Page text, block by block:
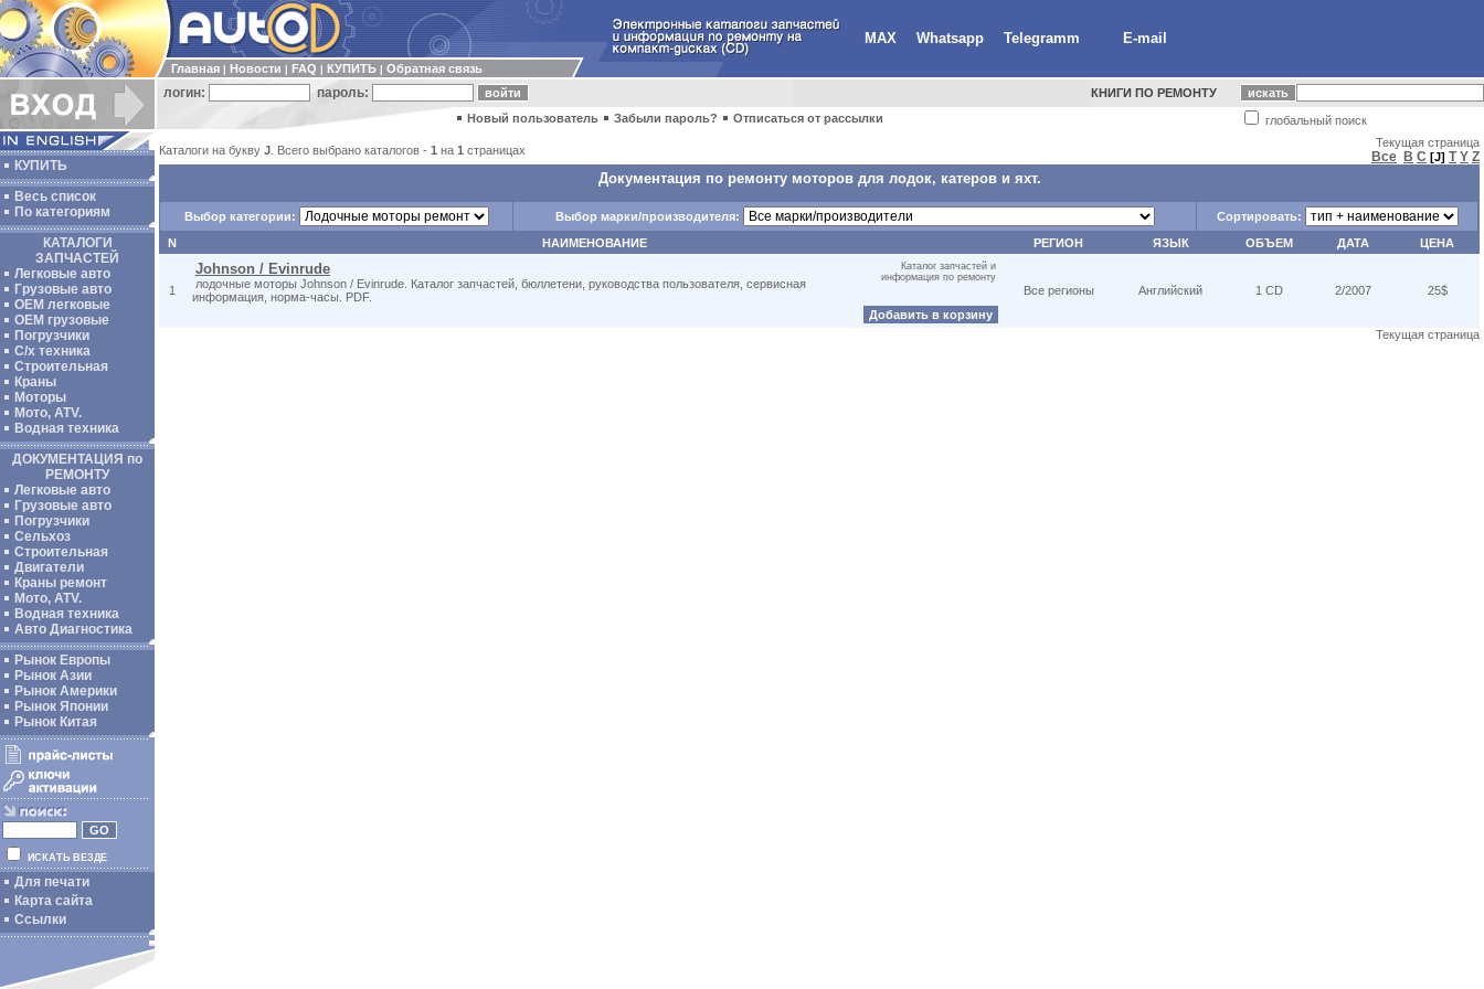
MAX Whatsapp Telegramm E-mail
Главная Новости FAQ КУПИТЬ Обратная связь
логин: пароль: КНИГИ ПО РЕМОНТУ
глобальный поиск
Новый пользователь Забыли пароль? Отписаться от рассылки
КУПИТЬ
Весь список
По категориям
КАТАЛОГИ
ЗАПЧАСТЕЙ
Легковые авто
Грузовые авто
ОЕМ легковые
OEM грузовые
Погрузчики
С/х техника
Строительная
Краны
Моторы
Мото, ATV.
Водная техника
ДОКУМЕНТАЦИЯ по
РЕМОНТУ
Легковые авто
Грузовые авто
Погрузчики
Сельхоз
Строительная
Двигатели
Краны ремонт
Мото, ATV.
Водная техника
Авто Диагностика
Рынок Европы
Рынок Азии
Рынок Америки
Рынок Японии
Рынок Китая
ИСКАТЬ ВЕЗДЕ
Для печати
Карта сайта
Ссылки
Каталоги на букву J . Всего выбрано каталогов - 1 на 1 страницах
Текущая страница
Все B C [J] T Y Z
Документация по ремонту моторов для лодок, катеров и яхт.
Выбор категории: Выбор марки/производителя:
Сортировать:
N
НАИМЕНОВАНИЕ РЕГИОН ЯЗЫК ОБЪЕМ ДАТА ЦЕНА
1
Johnson / Evinrude
лодочные моторы Johnson / Evinrude. Каталог запчастей, бюллетени, руководства пользователя, сервисная
информация, норма-часы. PDF.
Каталог запчастей и
информация по ремонту
Добавить в корзину
Все регионы Английский 1 CD 2/2007 25$
Текущая страница